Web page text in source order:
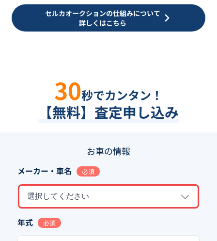
セルカオークションの仕組みについて
詳しくはこちら
30秒でカンタン！
【無料】査定申し込み
お車の情報
メーカー・車名 必須
選択してください
年式 必須